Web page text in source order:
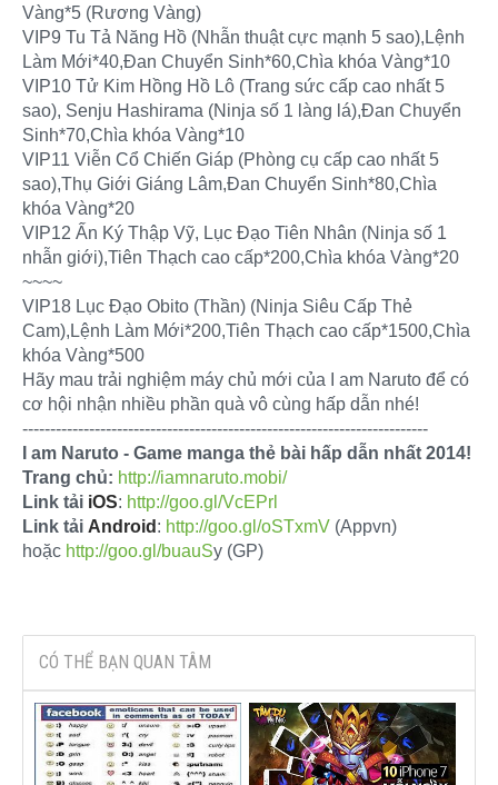
Vàng*5 (Rương Vàng)
VIP9 Tu Tả Năng Hồ (Nhẫn thuật cực mạnh 5 sao),Lệnh
Làm Mới*40,Đan Chuyển Sinh*60,Chìa khóa Vàng*10
VIP10 Tử Kim Hồng Hồ Lô (Trang sức cấp cao nhất 5
sao), Senju Hashirama (Ninja số 1 làng lá),Đan Chuyển
Sinh*70,Chìa khóa Vàng*10
VIP11 Viễn Cổ Chiến Giáp (Phòng cụ cấp cao nhất 5
sao),Thụ Giới Giáng Lâm,Đan Chuyển Sinh*80,Chìa
khóa Vàng*20
VIP12 Ấn Ký Thập Vỹ, Lục Đạo Tiên Nhân (Ninja số 1
nhẫn giới),Tiên Thạch cao cấp*200,Chìa khóa Vàng*20
~~~~
VIP18 Lục Đạo Obito (Thần) (Ninja Siêu Cấp Thẻ
Cam),Lệnh Làm Mới*200,Tiên Thạch cao cấp*1500,Chìa
khóa Vàng*500
Hãy mau trải nghiệm máy chủ mới của I am Naruto để có
cơ hội nhận nhiều phần quà vô cùng hấp dẫn nhé!
-------------------------------------------------------------------------
I am Naruto - Game manga thẻ bài hấp dẫn nhất 2014!
Trang chủ: http://iamnaruto.mobi/
Link tải iOS: http://goo.gl/VcEPrl
Link tải Android : http://goo.gl/oSTxmV (Appvn)
hoặc http://goo.gl/buauSy (GP)
CÓ THỂ BẠN QUAN TÂM